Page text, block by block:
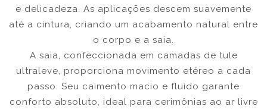
e delicadeza. As aplicações descem suavemente
até a cintura, criando um acabamento natural entre
o corpo e a saia.
A saia, confeccionada em camadas de tule
ultraleve, proporciona movimento etéreo a cada
passo. Seu caimento macio e fluido garante
conforto absoluto, ideal para cerimônias ao ar livre